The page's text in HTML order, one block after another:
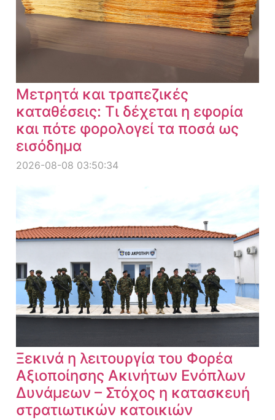
Μετρητά και τραπεζικές
καταθέσεις: Τι δέχεται η εφορία
και πότε φορολογεί τα ποσά ως
εισόδημα
2026-08-08 03:50:34
Ξεκινά η λειτουργία του Φορέα
Αξιοποίησης Ακινήτων Ενόπλων
Δυνάμεων – Στόχος η κατασκευή
στρατιωτικών κατοικιών